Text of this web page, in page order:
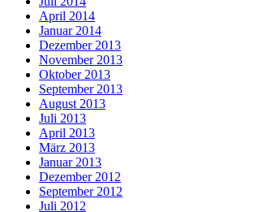
April 2014
Januar 2014
Dezember 2013
November 2013
Oktober 2013
September 2013
August 2013
Juli 2013
April 2013
März 2013
Januar 2013
Dezember 2012
September 2012
Juli 2012